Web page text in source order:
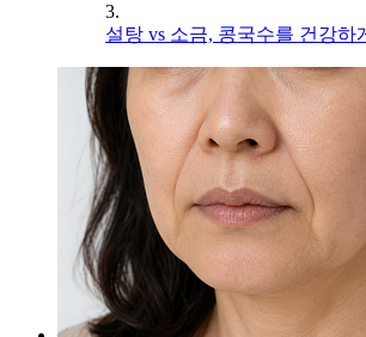
3.
설탕 vs 소금, 콩국수를 건강하